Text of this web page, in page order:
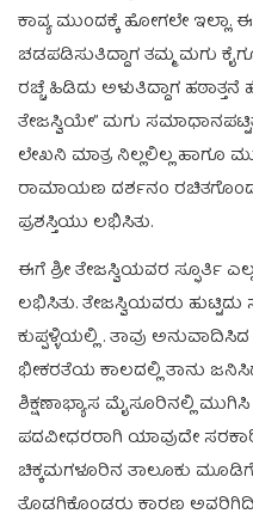
ಕಾವ್ಯ ಮುಂದಕ್ಕೆ ಹೋಗಲೇ ಇಲ್ಲಾ.
ಚಡಪಡಿಸುತಿದ್ದಾಗ ತಮ್ಮ ಮಗು
ರಚ್ಚೆ ಹಿಡಿದು ಅಳುತಿದ್ದಾಗ
ತೇಜಸ್ವಿಯೇ” ಮಗು
ಲೇಖನಿ ಮಾತ್ರ ನಿಲ್ಲಲಿಲ್ಲ ಹಾಗೂ
ರಾಮಾಯಣ ದರ್ಶನಂ
ಪ್ರಶಸ್ತಿಯು ಲಭಿಸಿತು.
ಈಗೆ ಶ್ರೀ ತೇಜಸ್ವಿಯವರ ಸ್ಫೂರ್ತಿ
ಲಭಿಸಿತು. ತೇಜಸ್ವಿಯವರು ಹುಟ್ಟಿದು
ಕುಪ್ಪಳ್ಳಿಯಲ್ಲಿ . ತಾವು
ಭೀಕರತೆಯ ಕಾಲದಲ್ಲಿ ತಾನು
ಶಿಕ್ಷಣಾಭ್ಯಾಸ ಮೈಸೂರಿನಲ್ಲಿ
ಪದವೀಧರರಾಗಿ ಯಾವುದೇ
ಚಿಕ್ಕಮಗಳೂರಿನ ತಾಲೂಕು
ತೊಡಗಿಕೊಂಡರು ಕಾರಣ